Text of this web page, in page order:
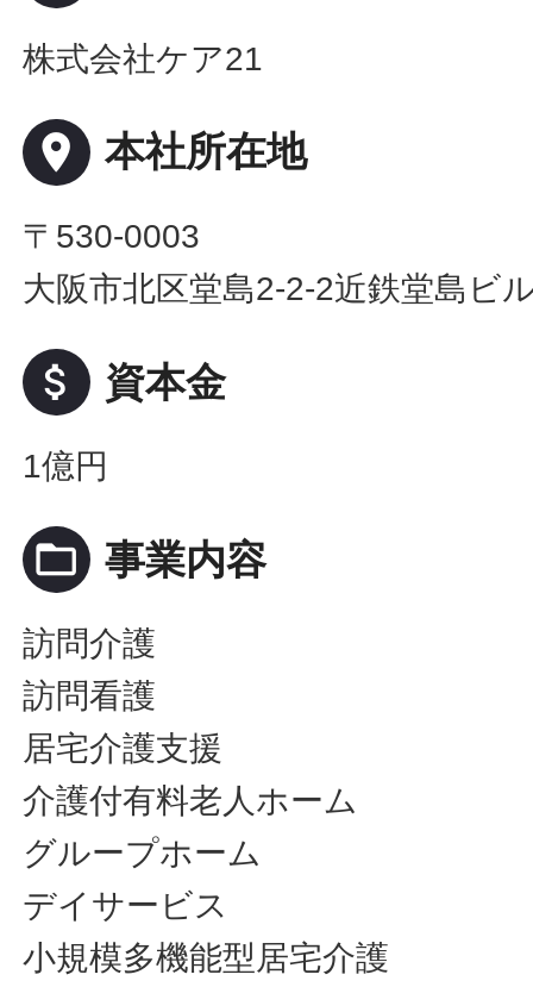
株式会社ケア21
place 本社所在地
〒530-0003
大阪市北区堂島2-2-2近鉄堂島ビ
attach_money 資本金
1億円
folder_open 事業内容
訪問介護
訪問看護
居宅介護支援
介護付有料老人ホーム
グループホーム
デイサービス
小規模多機能型居宅介護